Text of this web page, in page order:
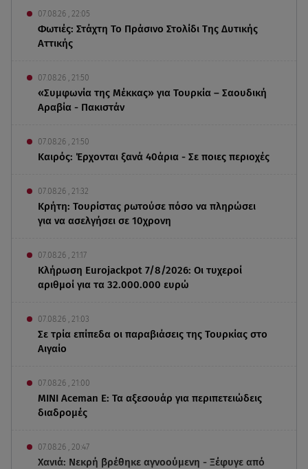
07.08.26 , 22:05
Φωτιές: Στάχτη Το Πράσινο Στολίδι Της Δυτικής
Αττικής
07.08.26 , 21:50
«Συμφωνία της Μέκκας» για Τουρκία – Σαουδική
Αραβία - Πακιστάν
07.08.26 , 21:50
Καιρός: Έρχονται ξανά 40άρια - Σε ποιες περιοχές
07.08.26 , 21:32
Κρήτη: Τουρίστας ρωτούσε πόσο να πληρώσει
για να ασελγήσει σε 10χρονη
07.08.26 , 21:17
Κλήρωση Eurojackpot 7/8/2026: Οι τυχεροί
αριθμοί για τα 32.000.000 ευρώ
07.08.26 , 21:03
Σε τρία επίπεδα οι παραβιάσεις της Τουρκίας στο
Αιγαίο
07.08.26 , 21:00
MINI Aceman E: Τα αξεσουάρ για περιπετειώδεις
διαδρομές
07.08.26 , 20:47
Χανιά: Νεκρή βρέθηκε αγνοούμενη - Ξέφυγε από